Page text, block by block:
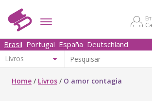
Brasil Portugal España Deutschland
Home / Livros / O amor contagia